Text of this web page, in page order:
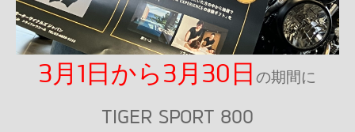
3月1日から3月30日 の期間に
TIGER SPORT 800